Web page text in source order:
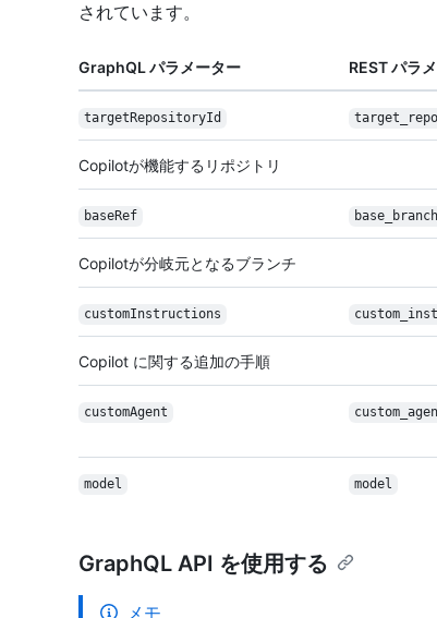
されています。
GraphQL パラメーター REST パラ
target RepositoryId target_repo
Copilotが機能するリポジトリ
baseRef base_branch
Copilotが分岐元となるブランチ
customInstructions
Copilot に関する追加の手順
customAgent
model model
GraphQL API を使用する
メモ